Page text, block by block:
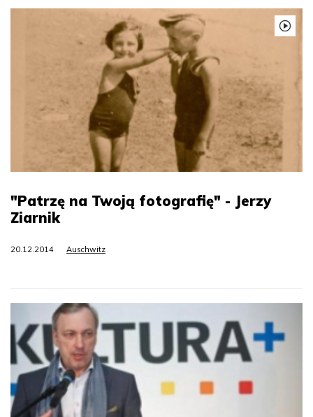
"Patrzę na Twoją fotografię" - Jerzy
Ziarnik
20.12.2014 Auschwitz